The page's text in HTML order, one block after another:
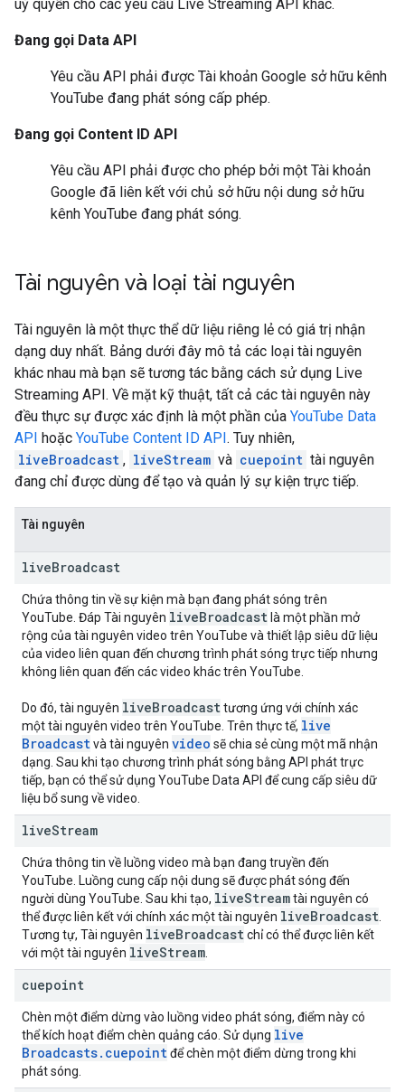
uỷ quyền cho các yêu cầu Live Streaming API khác.
Đang gọi Data API
Yêu cầu API phải được Tài khoản Google sở hữu kênh
YouTube đang phát sóng cấp phép.
Đang gọi Content ID API
Yêu cầu API phải được cho phép bởi một Tài khoản
Google đã liên kết với chủ sở hữu nội dung sở hữu
kênh YouTube đang phát sóng.
Tài nguyên và loại tài nguyên
Tài nguyên là một thực thể dữ liệu riêng lẻ có giá trị nhận
dạng duy nhất. Bảng dưới đây mô tả các loại tài nguyên
khác nhau mà bạn sẽ tương tác bằng cách sử dụng Live
Streaming API. Về mặt kỹ thuật, tất cả các tài nguyên này
đều thực sự được xác định là một phần của YouTube Data
API hoặc YouTube Content ID API. Tuy nhiên,
liveBroadcast , liveStream và cuepoint tài nguyên
đang chỉ được dùng để tạo và quản lý sự kiện trực tiếp.
Tài nguyên
liveBroadcast
Chứa thông tin về sự kiện mà bạn đang phát sóng trên
YouTube. Đáp Tài nguyên liveBroadcast là một phần mở
rộng của tài nguyên video trên YouTube và thiết lập siêu dữ liệu
của video liên quan đến chương trình phát sóng trực tiếp nhưng
không liên quan đến các video khác trên YouTube.
Do đó, tài nguyên liveBroadcasttương ứng với chính xác
một tài nguyên video trên YouTube. Trên thực tế, live
Broadcastvà tài nguyên video sẽ chia sẻ cùng một mã nhận
dạng. Sau khi tạo chương trình phát sóng bằng API phát trực
tiếp, bạn có thể sử dụng YouTube Data API để cung cấp siêu dữ
liệu bổ sung về video.
liveStream
Chứa thông tin về luồng video mà bạn đang truyền đến
YouTube. Luồng cung cấp nội dung sẽ được phát sóng đến
người dùng YouTube. Sau khi tạo, liveStreamtài nguyên có
thể được liên kết với chính xác một tài nguyên liveBroadcast
Tương tự, Tài nguyên liveBroadcastchỉ có thể được liên kết
với một tài nguyên liveStream
cuepoint
Chèn một điểm dừng vào luồng video phát sóng, điểm này có
thể kích hoạt điểm chèn quảng cáo. Sử dụng live
Broadcasts. cuepointđể chèn một điểm dừng trong khi
phát sóng.